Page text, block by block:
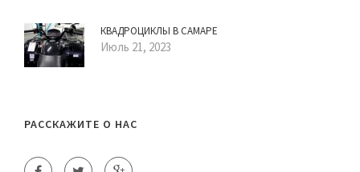
КВАДРОЦИКЛЫ В САМАРЕ
Июль 21, 2023
РАССКАЖИТЕ О НАС